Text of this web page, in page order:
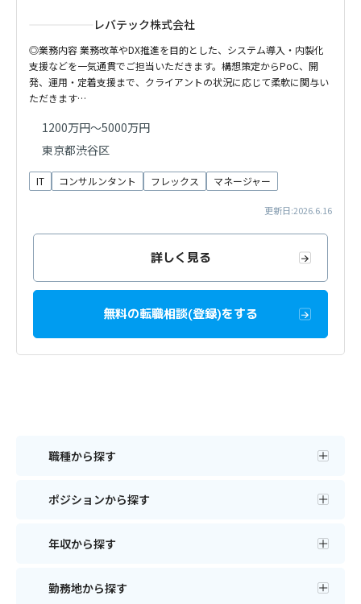
レバテック株式会社
◎業務内容 業務改革やDX推進を目的とした、システム導入・内製化
支援などを一気通貫でご担当いただきます。構想策定からPoC、開
発、運用・定着支援まで、クライアントの状況に応じて柔軟に関与い
ただきます…
1200万円～5000万円
東京都渋谷区
IT コンサルンタント フレックス マネージャー
更新日:2026.6.16
詳しく見る
無料の転職相談(登録)をする
職種から探す
ポジションから探す
年収から探す
勤務地から探す